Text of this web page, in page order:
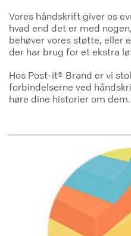
Vores håndskrift giver os
hvad end det er med
behøver vores støtte, eller
der har brug for et ekstra
Hos Post-it® Brand er vi
forbindelserne ved
høre dine historier om dem.